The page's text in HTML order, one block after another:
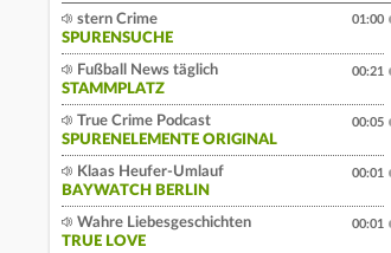
stern Crime
SPURENSUCHE
01:00
Fußball News täglich
STAMMPLATZ
00:21
True Crime Podcast
SPURENELEMENTE ORIGINAL
00:05
Klaas Heufer-Umlauf
BAYWATCH BERLIN
00:01
Wahre Liebesgeschichten
TRUE LOVE
00:01